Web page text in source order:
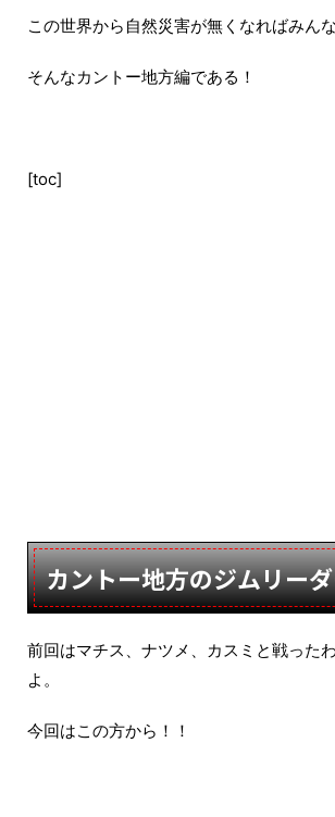
この世界から自然災害が無くなればみん
そんなカントー地方編である！
[toc]
カントー地方のジムリー
前回はマチス、ナツメ、カスミと戦った
よ。
今回はこの方から！！